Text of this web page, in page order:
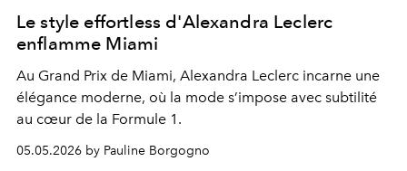
Le style effortless d'Alexandra Leclerc
enflamme Miami
Au Grand Prix de Miami, Alexandra Leclerc incarne une
élégance moderne, où la mode s’impose avec subtilité
au cœur de la Formule 1.
05.05.2026 by Pauline Borgogno